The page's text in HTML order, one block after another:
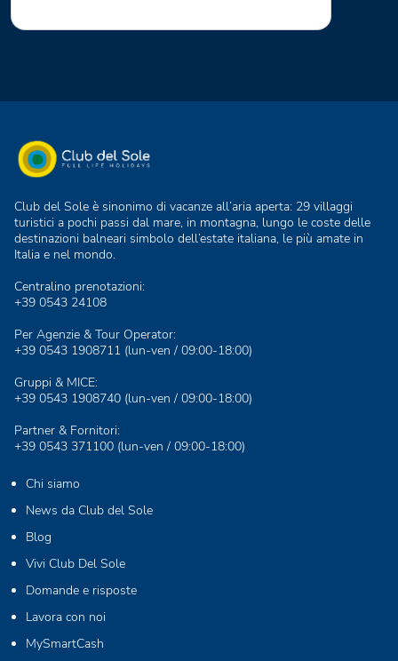
Club del Sole è sinonimo di vacanze all’aria aperta: 29 villaggi
turistici a pochi passi dal mare, in montagna, lungo le coste delle
destinazioni balneari simbolo dell’estate italiana, le più amate in
Italia e nel mondo.
Centralino prenotazioni:
+39 0543 24108
Per Agenzie & Tour Operator:
+39 0543 1908711 (lun-ven / 09:00-18:00)
Gruppi & MICE:
+39 0543 1908740 (lun-ven / 09:00-18:00)
Partner & Fornitori:
+39 0543 371100 (lun-ven / 09:00-18:00)
Chi siamo
News da Club del Sole
Blog
Vivi Club Del Sole
Domande e risposte
Lavora con noi
MySmartCash